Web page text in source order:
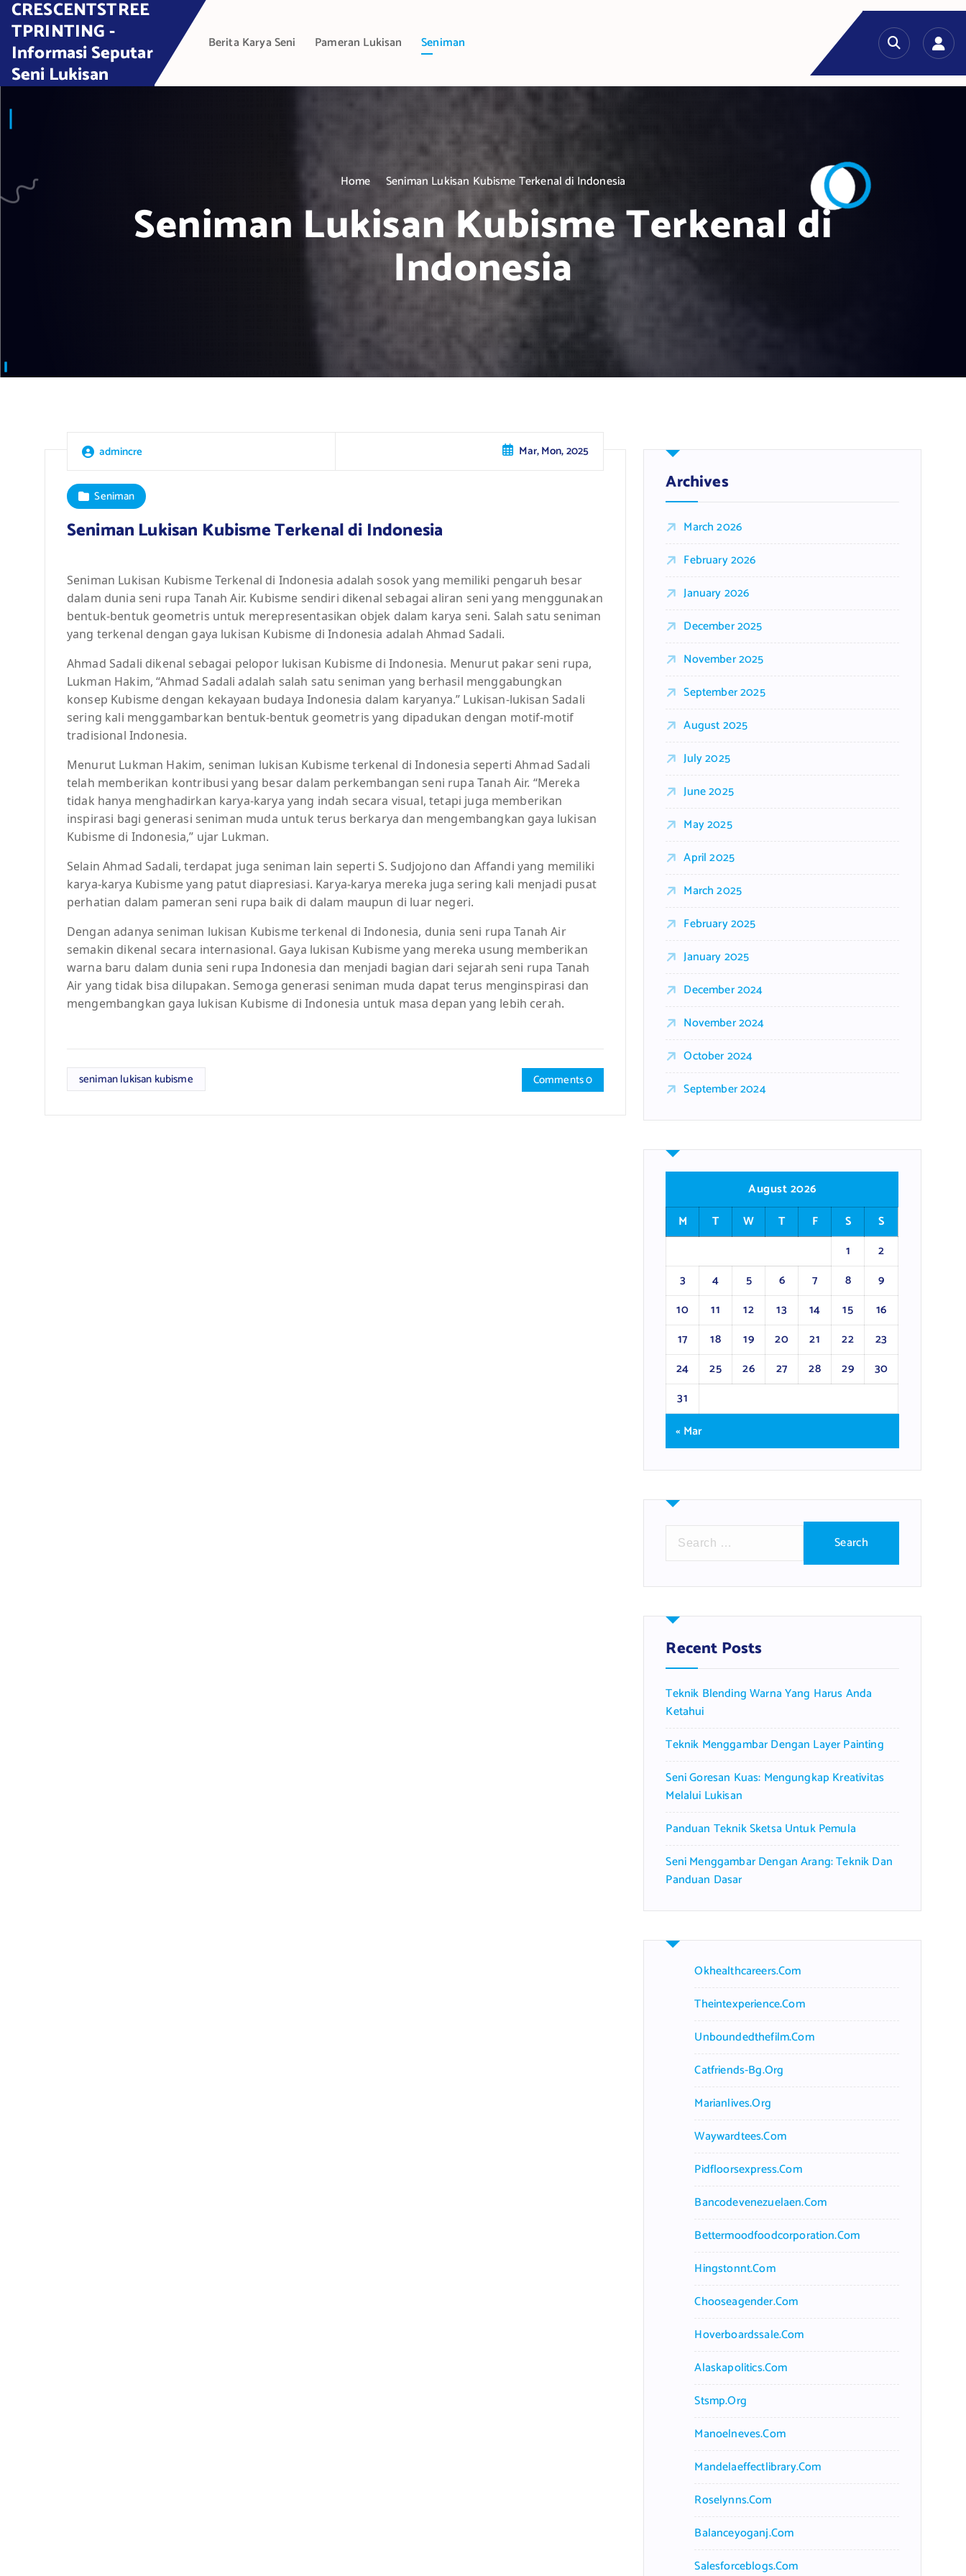
n
CRESCENTSTREE
TPRINTING -
Informasi Seputar
Seni Lukisan
Berita Karya Seni Pameran Lukisan Seniman
Home Seniman Lukisan Kubisme Terkenal di Indonesia
Seniman Lukisan Kubisme Terkenal di
Indonesia
admincre Mar, Mon, 2025
Seniman
Seniman Lukisan Kubisme Terkenal di Indonesia
Seniman Lukisan Kubisme Terkenal di Indonesia adalah sosok yang memiliki pengaruh besar
dalam dunia seni rupa Tanah Air. Kubisme sendiri dikenal sebagai aliran seni yang menggunakan
bentuk-bentuk geometris untuk merepresentasikan objek dalam karya seni. Salah satu seniman
yang terkenal dengan gaya lukisan Kubisme di Indonesia adalah Ahmad Sadali.
Ahmad Sadali dikenal sebagai pelopor lukisan Kubisme di Indonesia. Menurut pakar seni rupa,
Lukman Hakim, “Ahmad Sadali adalah salah satu seniman yang berhasil menggabungkan
konsep Kubisme dengan kekayaan budaya Indonesia dalam karyanya.” Lukisan-lukisan Sadali
sering kali menggambarkan bentuk-bentuk geometris yang dipadukan dengan motif-motif
tradisional Indonesia.
Menurut Lukman Hakim, seniman lukisan Kubisme terkenal di Indonesia seperti Ahmad Sadali
telah memberikan kontribusi yang besar dalam perkembangan seni rupa Tanah Air. “Mereka
tidak hanya menghadirkan karya-karya yang indah secara visual, tetapi juga memberikan
inspirasi bagi generasi seniman muda untuk terus berkarya dan mengembangkan gaya lukisan
Kubisme di Indonesia,” ujar Lukman.
Selain Ahmad Sadali, terdapat juga seniman lain seperti S. Sudjojono dan Affandi yang memiliki
karya-karya Kubisme yang patut diapresiasi. Karya-karya mereka juga sering kali menjadi pusat
perhatian dalam pameran seni rupa baik di dalam maupun di luar negeri.
Dengan adanya seniman lukisan Kubisme terkenal di Indonesia, dunia seni rupa Tanah Air
semakin dikenal secara internasional. Gaya lukisan Kubisme yang mereka usung memberikan
warna baru dalam dunia seni rupa Indonesia dan menjadi bagian dari sejarah seni rupa Tanah
Air yang tidak bisa dilupakan. Semoga generasi seniman muda dapat terus menginspirasi dan
mengembangkan gaya lukisan Kubisme di Indonesia untuk masa depan yang lebih cerah.
seniman lukisan kubisme Comments 0
Archives
March 2026
February 2026
January 2026
December 2025
November 2025
September 2025
August 2025
July 2025
June 2025
May 2025
April 2025
March 2025
February 2025
January 2025
December 2024
November 2024
October 2024
September 2024
August 2026
M
T W T F S
S
1
2
3
4 5 6 7 8
9
10
11 12 13 14 15
16
17
18 19 20 21 22
23
24
25 26 27 28 29
30
31
« Mar
r
h
f
o
:
Recent Posts
Teknik Blending Warna Yang Harus Anda
Ketahui
Teknik Menggambar Dengan Layer Painting
Seni Goresan Kuas: Mengungkap Kreativitas
Melalui Lukisan
Panduan Teknik Sketsa Untuk Pemula
Seni Menggambar Dengan Arang: Teknik Dan
Panduan Dasar
Okhealthcareers.com
Theintexperience.com
Unboundedthefilm.com
Catfriends-Bg.org
Marianlives.org
Waywardtees.com
Pidfloorsexpress.com
Bancodevenezuelaen.com
Bettermoodfoodcorporation.com
Hingstonnt.com
Chooseagender.com
Hoverboardssale.com
Alaskapolitics.com
Stsmp.org
Manoelneves.com
Mandelaeffectlibrary.com
Roselynns.com
Balanceyoganj.com
Salesforceblogs.com